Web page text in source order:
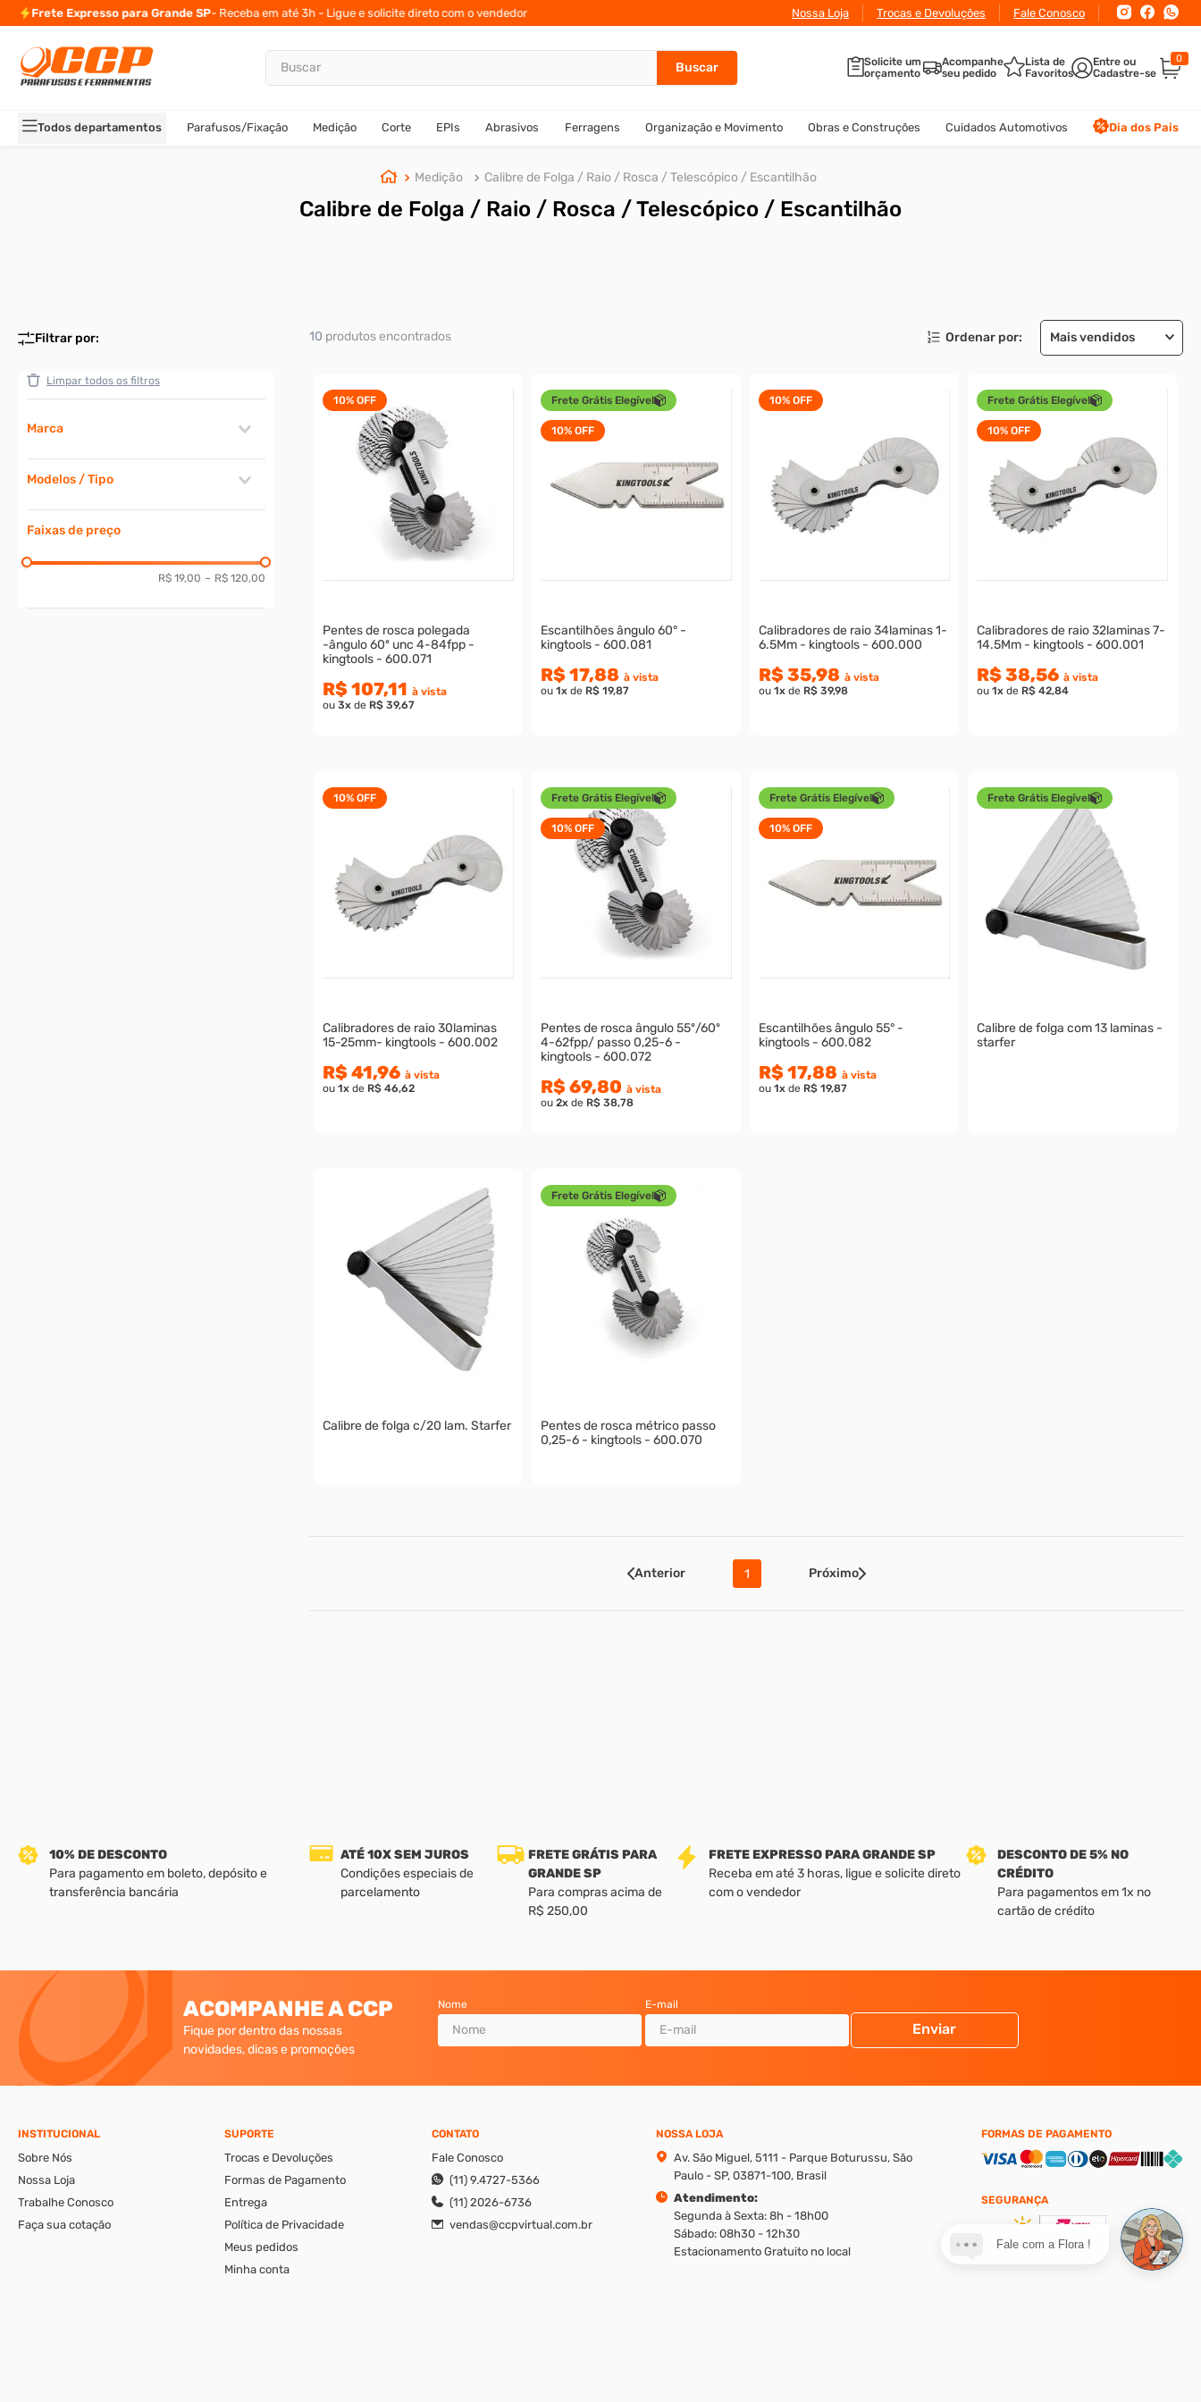
Frete Expresso para Grande SP- Receba em até 3h - Ligue e solicite direto com o vendedor Nossa Loja Trocas e Devoluções Fale Conosco
Buscar
Solicite um
orçamento
Acompanhe
seu pedido
Lista de
Favoritos
0
Todos departamentos Parafusos/Fixação Medição Corte EPIs Abrasivos Ferragens Organização e Movimento Obras e Construções Cuidados Automotivos Dia dos Pais
Medição Calibre de Folga / Raio / Rosca / Telescópico / Escantilhão
Calibre de Folga / Raio / Rosca / Telescópico / Escantilhão
Marca
KINGTOOLS
STARFER
Modelos / Tipo
Calibre de Folga
Calibre de Raio
Faixas de preço
R$ 19,00 – R$ 120,00
10 produtos Mais vendidos
10% OFF
Pentes de rosca polegada
-ângulo 60º unc 4-84fpp -
kingtools - 600.071
R$ 107,11 à vista
ou 3x de R$ 39,67
Frete Grátis Elegível
10% OFF
Escantilhões ângulo 60° -
kingtools - 600.081
R$ 17,88 à vista
ou 1x de R$ 19,87
10% OFF
Calibradores de raio 34laminas 1-
6.5Mm - kingtools - 600.000
R$ 35,98 à vista
ou 1x de R$ 39,98
Frete Grátis Elegível
10% OFF
Calibradores de raio 32laminas 7-
14.5Mm - kingtools - 600.001
R$ 38,56 à vista
ou 1x de R$ 42,84
10% OFF
Calibradores de raio 30laminas
15-25mm- kingtools - 600.002
R$ 41,96 à vista
ou 1x de R$ 46,62
Frete Grátis Elegível
10% OFF
Pentes de rosca ângulo 55º/60º
4-62fpp/ passo 0,25-6 -
kingtools - 600.072
R$ 69,80 à vista
ou 2x de R$ 38,78
Frete Grátis Elegível
10% OFF
Escantilhões ângulo 55° -
kingtools - 600.082
R$ 17,88 à vista
ou 1x de R$ 19,87
Frete Grátis Elegível
Calibre de folga com 13 laminas -
starfer
Calibre de folga c/20 lam. Starfer
Frete Grátis Elegível
Pentes de rosca métrico passo
0,25-6 - kingtools - 600.070
Anterior 1 Próximo
10% DE DESCONTO
Para pagamento em boleto, depósito e
transferência bancária
ATÉ 10X SEM JUROS
Condições especiais de
parcelamento
FRETE GRÁTIS PARA
GRANDE SP
Para compras acima de
R$ 250,00
FRETE EXPRESSO PARA GRANDE SP
Receba em até 3 horas, ligue e solicite direto
com o vendedor
DESCONTO DE 5% NO
CRÉDITO
Para pagamentos em 1x no
cartão de crédito
ACOMPANHE A CCP
Fique por dentro das nossas
novidades, dicas e promoções
Nome E-mail
Enviar
INSTITUCIONAL
Sobre Nós
Nossa Loja
Trabalhe Conosco
Faça sua cotação
SUPORTE
Trocas e Devoluções
Formas de Pagamento
Entrega
Política de Privacidade
Meus pedidos
Minha conta
CONTATO
Fale Conosco
(11) 9.4727-5366
(11) 2026-6736
vendas@ccpvirtual.com.br
NOSSA LOJA
Av. São Miguel, 5111 - Parque Boturussu, São
Paulo - SP, 03871-100, Brasil
Atendimento:
Segunda à Sexta: 8h - 18h00
Sábado: 08h30 - 12h30
Estacionamento Gratuito no local
FORMAS DE PAGAMENTO
SEGURANÇA
Fale com a Flora !
TERMOS MAIS BUSCADOS
2º
carrinho titanium
10º presto